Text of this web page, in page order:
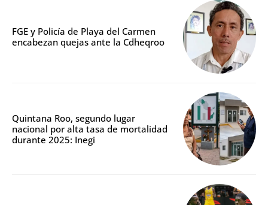
FGE y Policía de Playa del Carmen
encabezan quejas ante la Cdheqroo
Quintana Roo, segundo lugar
nacional por alta tasa de mortalidad
durante 2025: Inegi